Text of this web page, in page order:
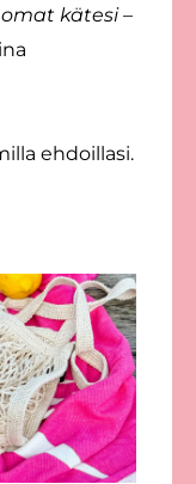
omat kätesi–
ehdoillasi.